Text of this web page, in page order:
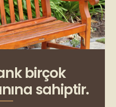
birçok
sahiptir.